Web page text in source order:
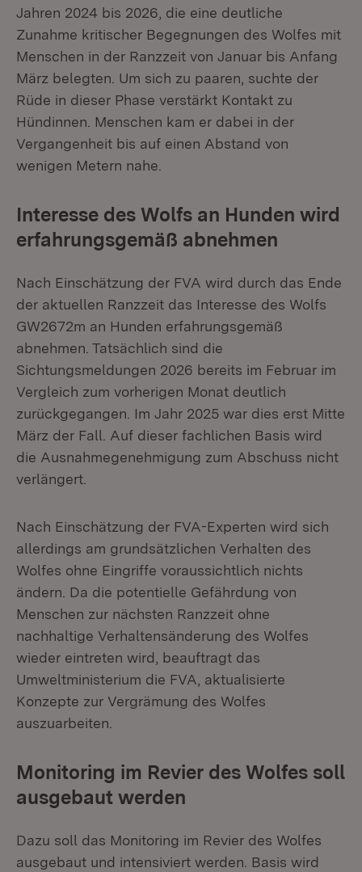
Jahren 2024 bis 2026, die eine deutliche
Zunahme kritischer Begegnungen des Wolfes mit
Menschen in der Ranzzeit von Januar bis Anfang
März belegten. Um sich zu paaren, suchte der
Rüde in dieser Phase verstärkt Kontakt zu
Hündinnen. Menschen kam er dabei in der
Vergangenheit bis auf einen Abstand von
wenigen Metern nahe.
Interesse des Wolfs an Hunden wird
erfahrungsgemäß abnehmen
Nach Einschätzung der FVA wird durch das Ende
der aktuellen Ranzzeit das Interesse des Wolfs
GW2672m an Hunden erfahrungsgemäß
abnehmen. Tatsächlich sind die
Sichtungsmeldungen 2026 bereits im Februar im
Vergleich zum vorherigen Monat deutlich
zurückgegangen. Im Jahr 2025 war dies erst Mitte
März der Fall. Auf dieser fachlichen Basis wird
die Ausnahmegenehmigung zum Abschuss nicht
verlängert.
Nach Einschätzung der FVA-Experten wird sich
allerdings am grundsätzlichen Verhalten des
Wolfes ohne Eingriffe voraussichtlich nichts
ändern. Da die potentielle Gefährdung von
Menschen zur nächsten Ranzzeit ohne
nachhaltige Verhaltensänderung des Wolfes
wieder eintreten wird, beauftragt das
Umweltministerium die FVA, aktualisierte
Konzepte zur Vergrämung des Wolfes
auszuarbeiten.
Monitoring im Revier des Wolfes soll
ausgebaut werden
Dazu soll das Monitoring im Revier des Wolfes
ausgebaut und intensiviert werden. Basis wird